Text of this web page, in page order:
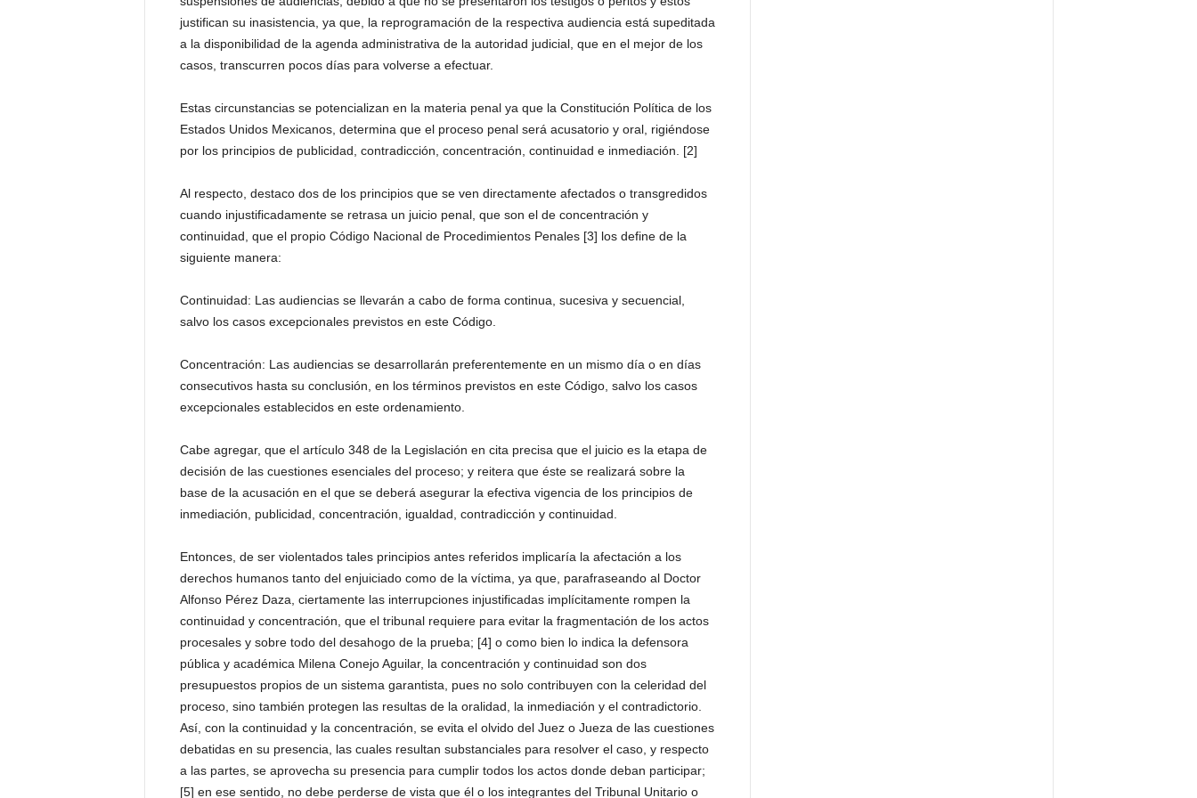
justifican su inasistencia, ya que, la reprogramación de la respectiva audiencia está supeditada
a la disponibilidad de la agenda administrativa de la autoridad judicial, que en el mejor de los
casos, transcurren pocos días para volverse a efectuar.
Estas circunstancias se potencializan en la materia penal ya que la Constitución Política de los
Estados Unidos Mexicanos, determina que el proceso penal será acusatorio y oral, rigiéndose
por los principios de publicidad, contradicción, concentración, continuidad e inmediación. [2]
Al respecto, destaco dos de los principios que se ven directamente afectados o transgredidos
cuando injustificadamente se retrasa un juicio penal, que son el de concentración y
continuidad, que el propio Código Nacional de Procedimientos Penales [3] los define de la
siguiente manera:
Continuidad: Las audiencias se llevarán a cabo de forma continua, sucesiva y secuencial,
salvo los casos excepcionales previstos en este Código.
Concentración: Las audiencias se desarrollarán preferentemente en un mismo día o en días
consecutivos hasta su conclusión, en los términos previstos en este Código, salvo los casos
excepcionales establecidos en este ordenamiento.
Cabe agregar, que el artículo 348 de la Legislación en cita precisa que el juicio es la etapa de
decisión de las cuestiones esenciales del proceso; y reitera que éste se realizará sobre la
base de la acusación en el que se deberá asegurar la efectiva vigencia de los principios de
inmediación, publicidad, concentración, igualdad, contradicción y continuidad.
Entonces, de ser violentados tales principios antes referidos implicaría la afectación a los
derechos humanos tanto del enjuiciado como de la víctima, ya que, parafraseando al Doctor
Alfonso Pérez Daza, ciertamente las interrupciones injustificadas implícitamente rompen la
continuidad y concentración, que el tribunal requiere para evitar la fragmentación de los actos
procesales y sobre todo del desahogo de la prueba; [4] o como bien lo indica la defensora
pública y académica Milena Conejo Aguilar, la concentración y continuidad son dos
presupuestos propios de un sistema garantista, pues no solo contribuyen con la celeridad del
proceso, sino también protegen las resultas de la oralidad, la inmediación y el contradictorio.
Así, con la continuidad y la concentración, se evita el olvido del Juez o Jueza de las cuestiones
debatidas en su presencia, las cuales resultan substanciales para resolver el caso, y respecto
a las partes, se aprovecha su presencia para cumplir todos los actos donde deban participar;
[5] en ese sentido, no debe perderse de vista que él o los integrantes del Tribunal Unitario o